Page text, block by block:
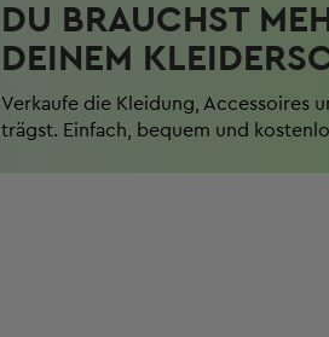
DU BRAUCHST
DEINEM
Verkaufe die Kleidung, Accessoires
trägst. Einfach, bequem und